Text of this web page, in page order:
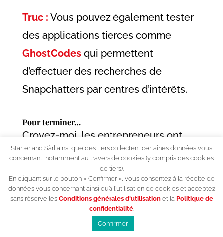
Truc : Vous pouvez également tester
des applications tierces comme
GhostCodes qui permettent
d’effectuer des recherches de
Snapchatters par centres d’intérêts.
Pour terminer…
Croyez-moi, les entrepreneurs ont
beaucoup à gagner, à découvrir et à
exploiter les possibilités de
Si vous cherchez à atteindre une
audience plutôt jeune et prête à
Starterland Sàrl ainsi que des tiers collectent certaines données vous
concernant, notamment au travers de cookies (y compris des cookies
de tiers).
En cliquant sur le bouton « Confirmer », vous consentez à la récolte de
données vous concernant ainsi qu’à l'utilisation de cookies et acceptez
sans réserve les Conditions générales d'utilisationet la Politique de
confidentialité.
Confirmer